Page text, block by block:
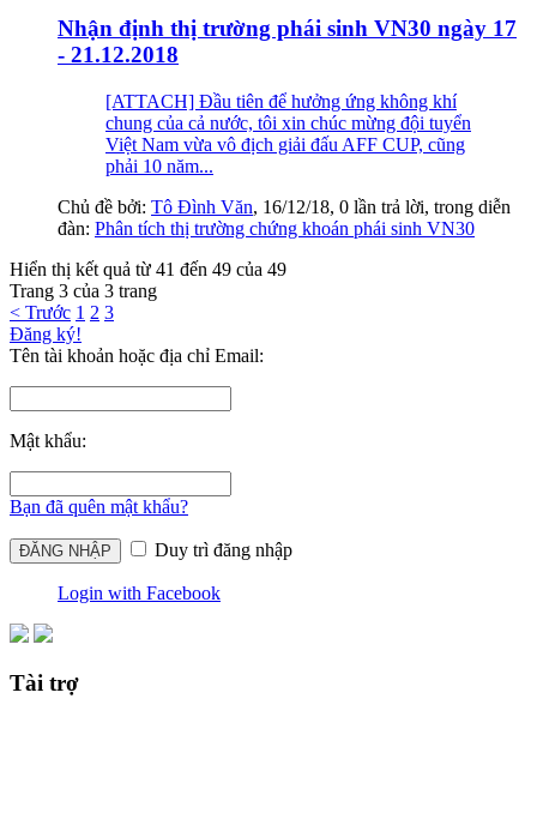
Nhận định thị trường phái sinh VN30 ngày 17
- 21.12.2018
[ATTACH] Đầu tiên để hưởng ứng không khí
chung của cả nước, tôi xin chúc mừng đội tuyển
Việt Nam vừa vô địch giải đấu AFF CUP, cũng
phải 10 năm...
Chủ đề bởi: Tô Đình Văn, 16/12/18, 0 lần trả lời, trong diễn
đàn: Phân tích thị trường chứng khoán phái sinh VN30
Hiển thị kết quả từ 41 đến 49 của 49
Trang 3 của 3 trang
< Trước 1 2 3
Đăng ký!
Tên tài khoản hoặc địa chỉ Email:
Mật khẩu:
Bạn đã quên mật khẩu?
Duy trì đăng nhập
Login with Facebook
Tài trợ